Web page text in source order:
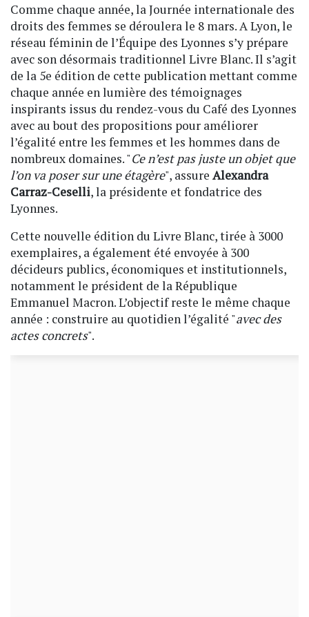
Comme chaque année, la Journée internationale des
droits des femmes se déroulera le 8 mars. A Lyon, le
réseau féminin de l’Équipe des Lyonnes s’y prépare
avec son désormais traditionnel Livre Blanc. Il s’agit
de la 5e édition de cette publication mettant comme
chaque année en lumière des témoignages
inspirants issus du rendez-vous du Café des Lyonnes
avec au bout des propositions pour améliorer
l’égalité entre les femmes et les hommes dans de
nombreux domaines. "Ce n’est pas juste un objet que
l’on va poser sur une étagère", assure Alexandra
Carraz-Ceselli, la présidente et fondatrice des
Lyonnes.
Cette nouvelle édition du Livre Blanc, tirée à 3000
exemplaires, a également été envoyée à 300
décideurs publics, économiques et institutionnels,
notamment le président de la République
Emmanuel Macron. L’objectif reste le même chaque
année : construire au quotidien l’égalité "avec des
actes concrets".